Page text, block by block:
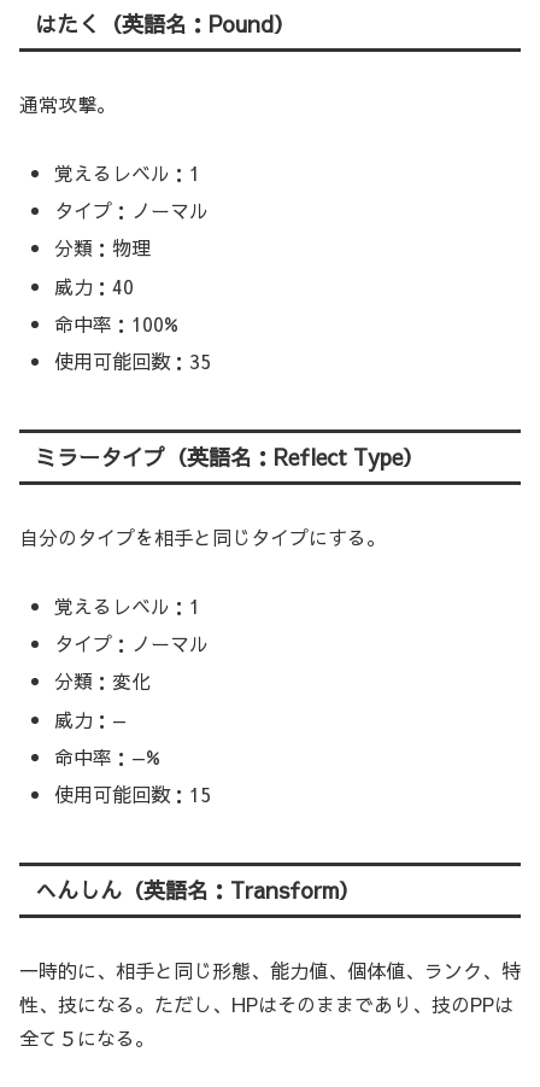
はたく（英語名：Pound）
通常攻撃。
覚えるレベル：1
タイプ：ノーマル
分類：物理
威力：40
命中率：100%
使用可能回数：35
ミラータイプ（英語名：Reflect Type）
自分のタイプを相手と同じタイプにする。
覚えるレベル：1
タイプ：ノーマル
分類：変化
威力：—
命中率：—%
使用可能回数：15
へんしん（英語名：Transform）
一時的に、相手と同じ形態、能力値、個体値、ランク、特
性、技になる。ただし、HPはそのままであり、技のPPは
全て５になる。